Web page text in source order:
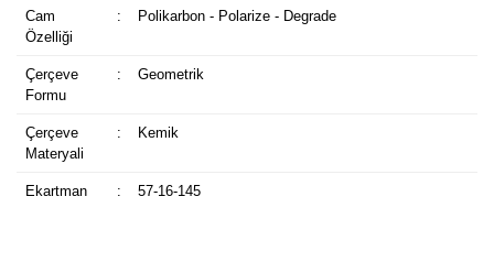
Cam
Özelliği
: Polikarbon - Polarize - Degrade
Çerçeve
Formu
: Geometrik
Çerçeve
Materyali
: Kemik
Ekartman : 57-16-145